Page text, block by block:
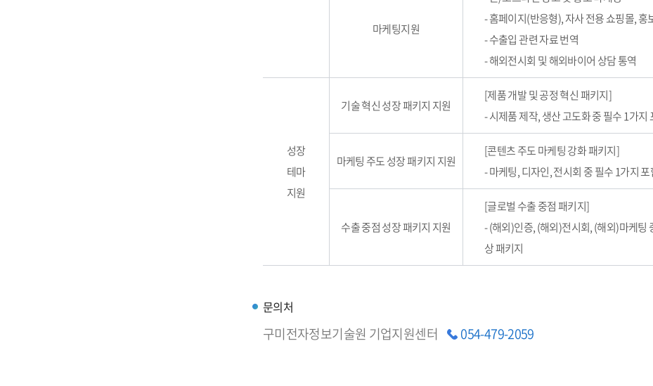
마케팅지원
- 홈페이지(반응형), 자사 전용 쇼핑몰, 홍
- 수출입 관련 자료 번역
- 해외전시회 및 해외바이어 상담 통역
성장
테마
지원
기술 혁신 성장 패키지 지원
[제품 개발 및 공정 혁신 패키지]
- 시제품 제작, 생산 고도화 중 필수 1가지
마케팅 주도 성장 패키지 지원
[콘텐츠 주도 마케팅 강화 패키지]
- 마케팅, 디자인, 전시회 중 필수 1가지
수출 중점 성장 패키지 지원
[글로벌 수출 중점 패키지]
- (해외)인증, (해외)전시회, (해외)마케팅
상 패키지
문의처
구미전자정보기술원 기업지원센터 054-479-2059